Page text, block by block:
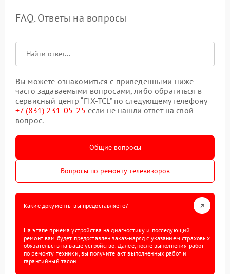
FAQ. Ответы на вопросы
Вы можете ознакомиться с приведенными ниже
часто задаваемыми вопросами, либо обратиться в
сервисный центр “FIX-TCL” по следующему телефону
+7 (831) 231-05-25 если не нашли ответ на свой
вопрос.
Общие вопросы
Вопросы по ремонту телевизоров
Какие документы вы предоставляете?
На этапе приема устройства на диагностику и последующий
ремонт вам будет предоставлен заказ-наряд с указанием страховых
обязательств на ваше устройство. Далее, после выполнения работ
по ремонту техники, вы получите акт выполненных работ и
гарантийный талон.